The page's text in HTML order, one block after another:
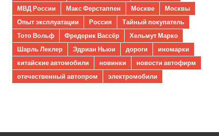
МВД России
Макс Ферстаппен Москве
Москвы
Опыт эксплуатации
Россия
Тайный покупатель
Тото Вольф
Фредерик Вассёр
Хельмут Марко
Шарль Леклер
Эдриан Ньюи дороги
иномарки
китайские автомобили
новинки
новости автофирм
отечественный автопром
электромобили